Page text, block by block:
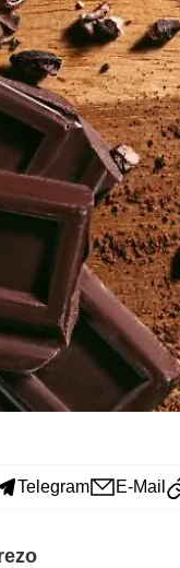
Telegram E-Mail